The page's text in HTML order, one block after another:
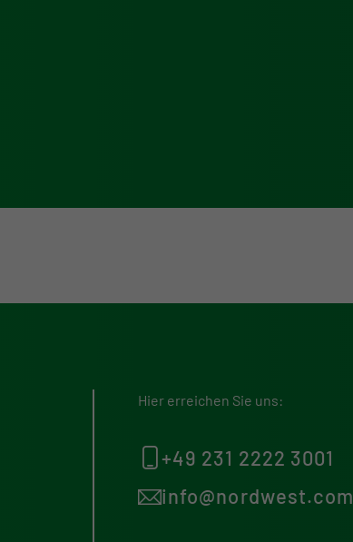
Hier erreichen Sie uns:
+49 231 2222 3001
info@nordwest.com